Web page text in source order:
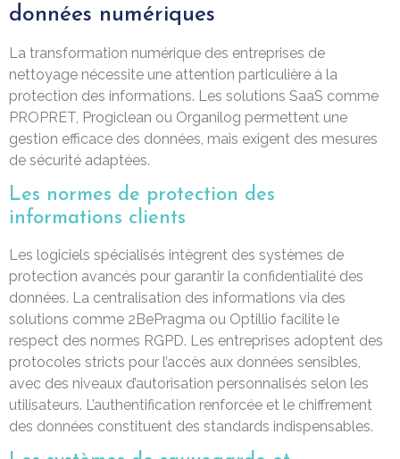
données numériques
La transformation numérique des entreprises de
nettoyage nécessite une attention particulière à la
protection des informations. Les solutions SaaS comme
PROPRET, Progiclean ou Organilog permettent une
gestion efficace des données, mais exigent des mesures
de sécurité adaptées.
Les normes de protection des
informations clients
Les logiciels spécialisés intègrent des systèmes de
protection avancés pour garantir la confidentialité des
données. La centralisation des informations via des
solutions comme 2BePragma ou Optillio facilite le
respect des normes RGPD. Les entreprises adoptent des
protocoles stricts pour l’accès aux données sensibles,
avec des niveaux d’autorisation personnalisés selon les
utilisateurs. L’authentification renforcée et le chiffrement
des données constituent des standards indispensables.